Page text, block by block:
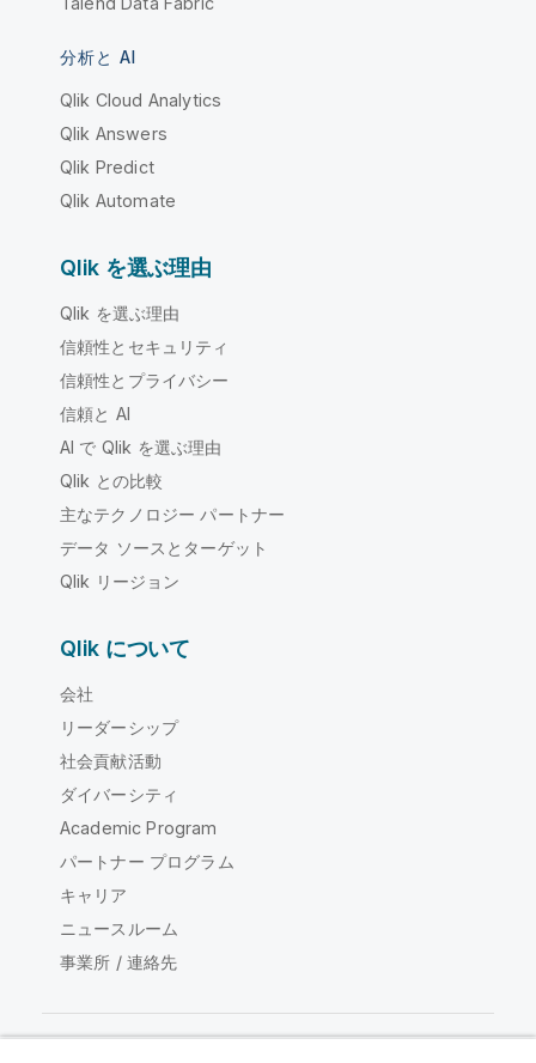
分析と AI
Qlik Cloud Analytics
Qlik Answers
Qlik Predict
Qlik Automate
Qlik を選ぶ理由
Qlik を選ぶ理由
信頼性とセキュリティ
信頼性とプライバシー
信頼と AI
AI で Qlik を選ぶ理由
Qlik との比較
主なテクノロジー パートナー
データ ソースとターゲット
Qlik リージョン
Qlik について
会社
リーダーシップ
社会貢献活動
ダイバーシティ
Academic Program
パートナー プログラム
キャリア
ニュースルーム
事業所 / 連絡先